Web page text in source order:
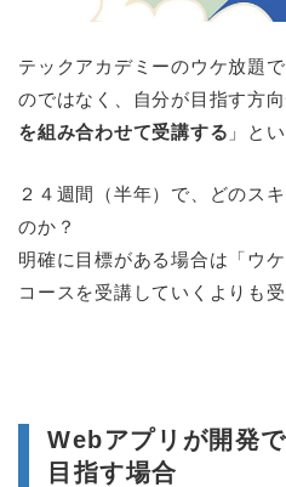
テックアカデミーのウケ放題
のではなく、自分が目指す方
を組み合わせて受講する 」と
２４週間（半年）で、どのス
のか？
明確に目標がある場合は「ウ
コースを受講していくよりも
Webアプリが開発
目指す場合